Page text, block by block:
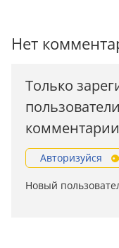
Нет
Только
Авторизуйся
Новый